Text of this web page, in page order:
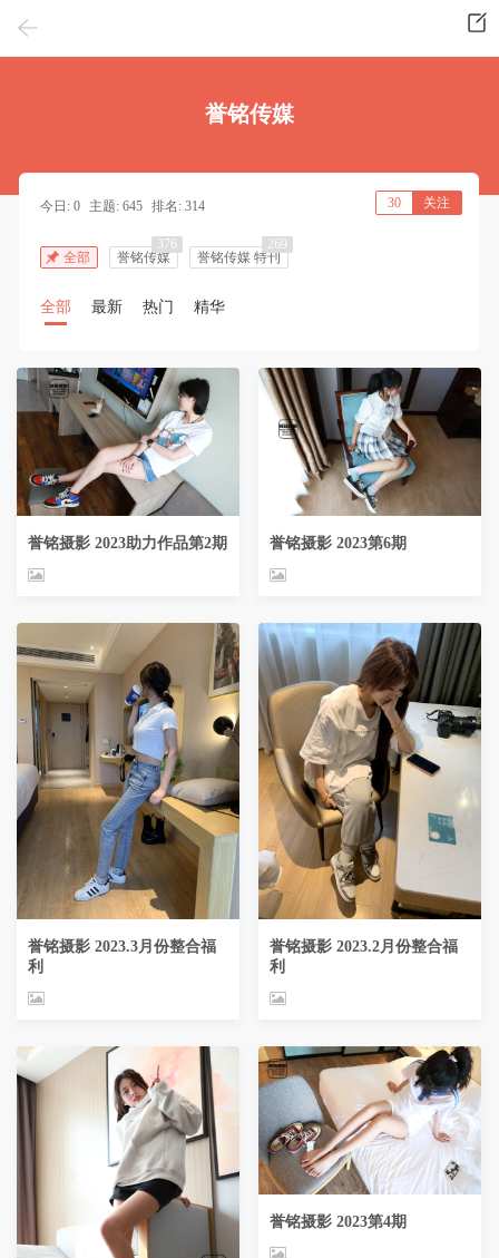
誉铭传媒
今日: 0 主题: 645 排名: 314 30 关注
全部 誉铭传媒
376
誉铭传媒 特刊
269
全部 最新 热门 精华
誉铭摄影 2023助力作品第2期
誉铭摄影 2023.3月份整合福
利
誉铭摄影 2023第6期
誉铭摄影 2023.2月份整合福
利
誉铭摄影 2023第4期